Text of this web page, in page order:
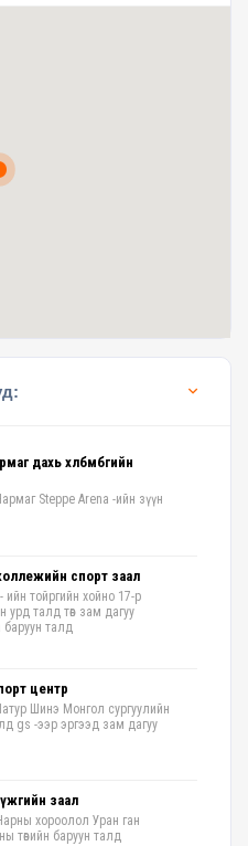
дахь хөлбөмбөгийн
Steppe Arena -ийн зүүн
спорт заал
ийн тойргийн хойно 17-р
урд талд төв зам дагуу
талд
центр
Шинэ Монгол сургуулийн
gs -ээр эргээд зам дагуу
заал
хороолол Уран ган
төвийн баруун талд